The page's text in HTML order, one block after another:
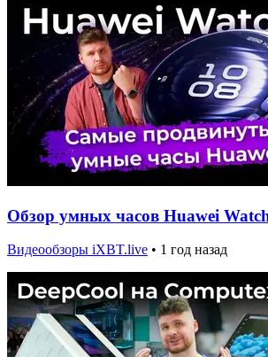
Обзор умных часов Huawei
Видеообзоры iXBT.live • 1 год назад